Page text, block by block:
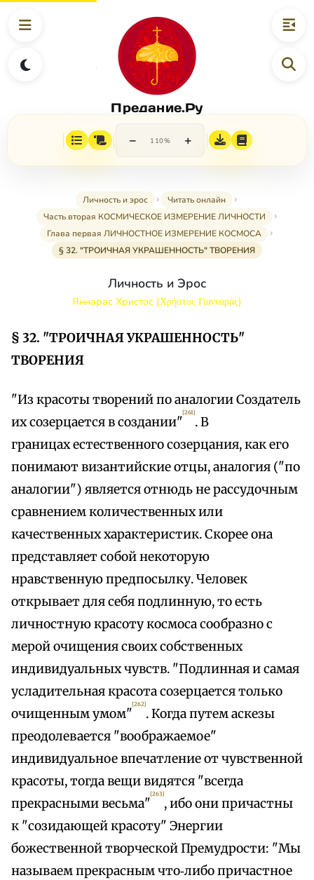
Предание.Ру
− 110% +
Личность и эрос
Читать онлайн
Часть вторая КОСМИЧЕСКОЕ ИЗМЕРЕНИЕ ЛИЧНОСТИ
Глава первая ЛИЧНОСТНОЕ ИЗМЕРЕНИЕ КОСМОСА
§ 32. "ТРОИЧНАЯ УКРАШЕННОСТЬ" ТВОРЕНИЯ
Личность и Эрос
Яннарас Христос (Χρήστος Γιανναράς)
§ 32. "ТРОИЧНАЯ УКРАШЕННОСТЬ"
ТВОРЕНИЯ
"Из красоты творений по аналогии Создатель
их созерцается в создании"
[261]
. В
границах естественного созерцания, как его
понимают византийские отцы, аналогия ("по
аналогии") является отнюдь не рассудочным
сравнением количественных или
качественных характеристик. Скорее она
представляет собой некоторую
нравственную предпосылку. Человек
открывает для себя подлинную, то есть
личностную красоту космоса сообразно с
мерой очищения своих собственных
индивидуальных чувств. "Подлинная и самая
усладительная красота созерцается только
очищенным умом"
[262]
. Когда путем аскезы
преодолевается "воображаемое"
индивидуальное впечатление от чувственной
красоты, тогда вещи видятся "всегда
прекрасными весьма"
[263]
, ибо они причастны
к "созидающей красоту" Энергии
божественной творческой Премудрости: "Мы
называем прекрасным что‑либо причастное